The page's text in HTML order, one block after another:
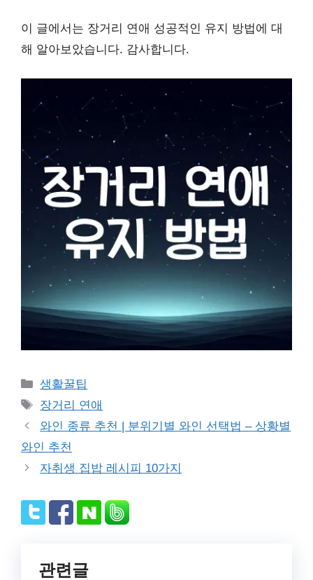
이 글에서는 장거리 연애 성공적인 유지 방법에 대
해 알아보았습니다. 감사합니다.
Categories
생활꿀팁
Tags
장거리 연애
와인 종류 추천 | 분위기별 와인 선택법 – 상황별
와인 추천
자취생 집밥 레시피 10가지
관련글